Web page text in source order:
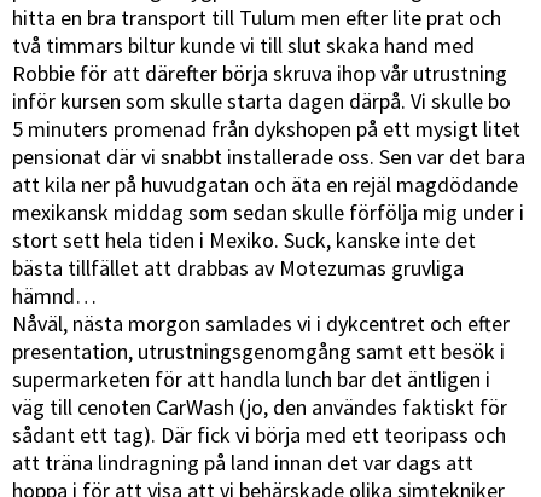
hitta en bra transport till Tulum men efter lite prat och
två timmars biltur kunde vi till slut skaka hand med
Robbie för att därefter börja skruva ihop vår utrustning
inför kursen som skulle starta dagen därpå. Vi skulle bo
5 minuters promenad från dykshopen på ett mysigt litet
pensionat där vi snabbt installerade oss. Sen var det bara
att kila ner på huvudgatan och äta en rejäl magdödande
mexikansk middag som sedan skulle förfölja mig under i
stort sett hela tiden i Mexiko. Suck, kanske inte det
bästa tillfället att drabbas av Motezumas gruvliga
hämnd…
Nåväl, nästa morgon samlades vi i dykcentret och efter
presentation, utrustningsgenomgång samt ett besök i
supermarketen för att handla lunch bar det äntligen i
väg till cenoten CarWash (jo, den användes faktiskt för
sådant ett tag). Där fick vi börja med ett teoripass och
att träna lindragning på land innan det var dags att
hoppa i för att visa att vi behärskade olika simtekniker